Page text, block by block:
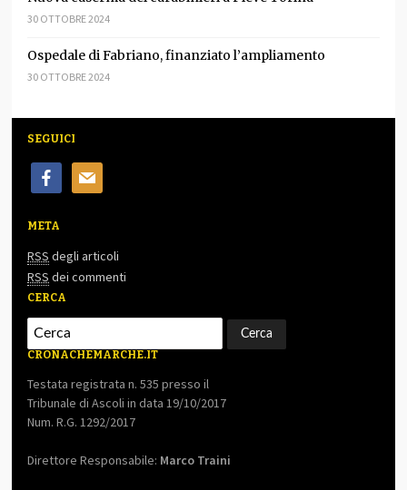
30 OTTOBRE 2024
Ospedale di Fabriano, finanziato l’ampliamento
30 OTTOBRE 2024
SEGUICI
facebookmail
META
RSS degli articoli
RSS dei commenti
CERCA
CRONACHEMARCHE.IT
Testata registrata n. 535 presso il
Tribunale di Ascoli in data 19/10/2017
Num. R.G. 1292/2017
Direttore Responsabile: Marco Traini